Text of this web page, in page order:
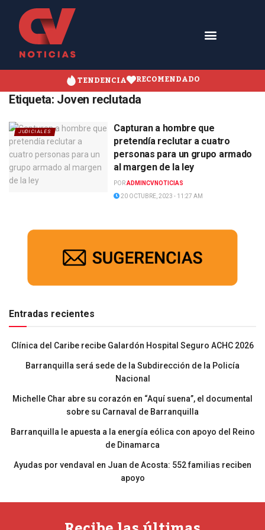
TENDENCIA RECOMENDADO
Etiqueta: Joven reclutada
JUDICIALES
Capturan a hombre que
pretendía reclutar a cuatro
personas para un grupo armado
al margen de la ley
PORADMINCVNOTICIAS
20 OCTUBRE, 2023 - 11:27 AM
Entradas recientes
Clínica del Caribe recibe Galardón Hospital Seguro ACHC 2026
Barranquilla será sede de la Subdirección de la Policía
Nacional
Michelle Char abre su corazón en “Aquí suena”, el documental
sobre su Carnaval de Barranquilla
Barranquilla le apuesta a la energía eólica con apoyo del Reino
de Dinamarca
Ayudas por vendaval en Juan de Acosta: 552 familias reciben
apoyo